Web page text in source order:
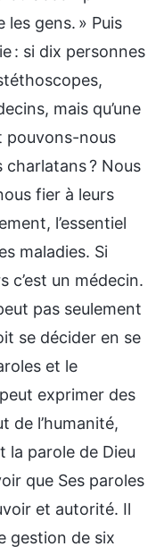
gens. » Puis
: si dix personnes
mais qu’une
pouvons-nous
? Nous
fier à leurs
l’essentiel
maladies. Si
c’est un médecin.
pas seulement
se décider en se
et le
exprimer des
de l’humanité,
la parole de Dieu
que Ses paroles
et autorité. Il
gestion de six